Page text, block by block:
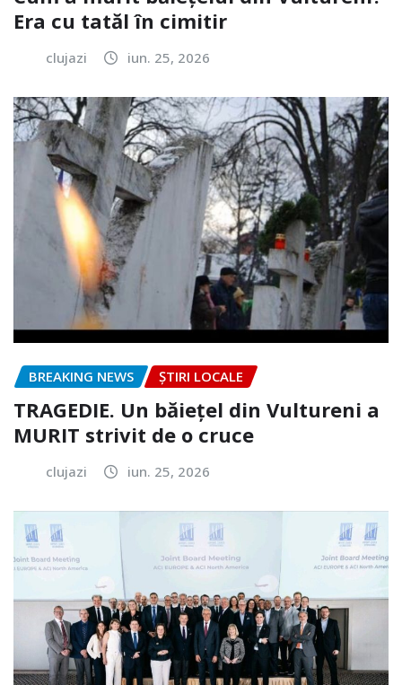
Era cu tatăl în cimitir
clujazi iun. 25, 2026
BREAKING NEWS ȘTIRI LOCALE
TRAGEDIE. Un băiețel din Vultureni a
MURIT strivit de o cruce
clujazi iun. 25, 2026